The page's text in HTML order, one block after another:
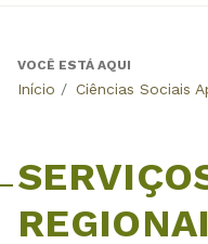
Back
VOCÊ ESTÁ AQUI
Início / Ciências Sociais